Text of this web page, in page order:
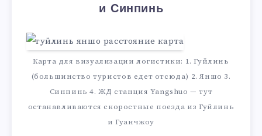
и Синпинь
Карта для визуализации логистики: 1. Гуйлинь
(большинство туристов едет отсюда) 2. Яншо 3.
Синпинь 4. ЖД станция Yangshuo — тут
останавливаются скоростные поезда из Гуйлинь
и Гуанчжоу